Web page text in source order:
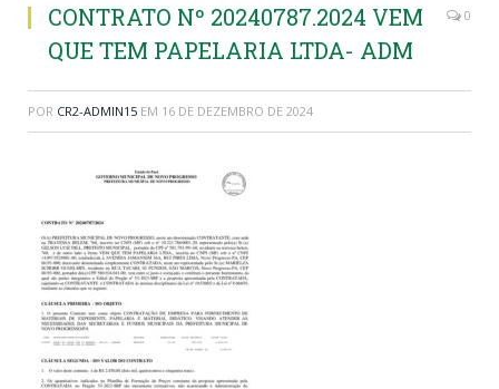
CONTRATO Nº 20240787.2024 VEM
QUE TEM PAPELARIA LTDA- ADM
0
POR CR2-ADMIN15 EM 16 DE DEZEMBRO DE 2024